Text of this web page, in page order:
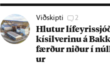
Viðskipti 2
Hlut­ur
kís­il­ver­inu á
færð­ur nið­ur í
ur